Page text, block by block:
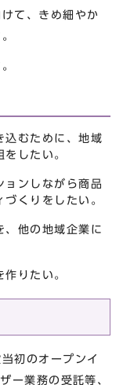
て、きめ細やか
込むために、地域
したい。
ョンしながら商品
くりをしたい。
、他の地域企業に
りたい。
初のオープンイ
ー業務の受託等、